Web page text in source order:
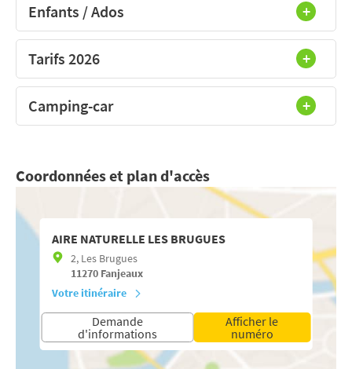
Enfants / Ados
Tarifs 2026
Camping-car
Coordonnées et plan d'accès
AIRE NATURELLE LES BRUGUES
2, Les Brugues
11270 Fanjeaux
Votre itinéraire
Demande
d'informations
Afficher le
numéro